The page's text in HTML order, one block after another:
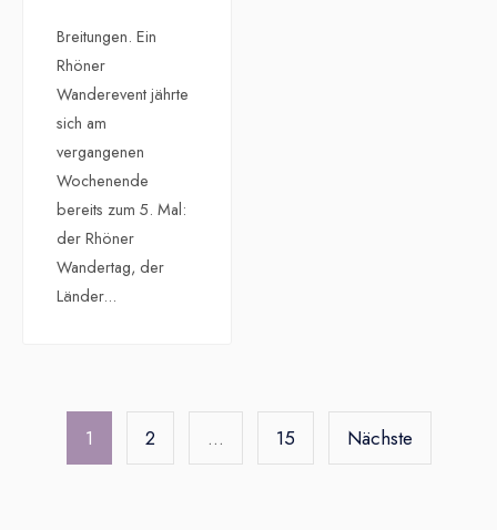
Breitungen. Ein
Rhöner
Wanderevent jährte
sich am
vergangenen
Wochenende
bereits zum 5. Mal:
der Rhöner
Wandertag, der
Länder...
Seitennummerierung
1 2 … 15 Nächste